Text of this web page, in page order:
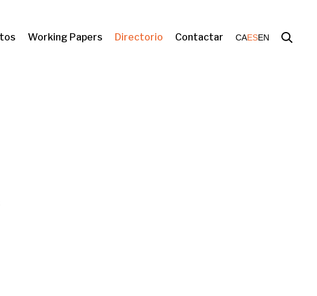
Working Papers Directorio Contactar CAESEN